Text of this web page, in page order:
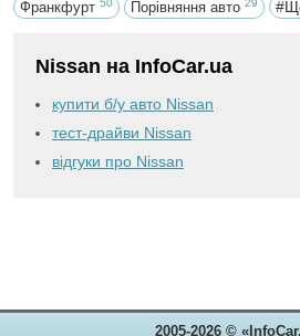
Франкфурт 50 Порівняння авто 29
Nissan на InfoCar.ua
купити б/у авто Nissan
тест-драйви Nissan
відгуки про Nissan
2005-2026 ©